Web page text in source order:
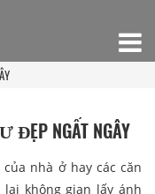
ĐẸP NGẤT NGÂY
nhà ở hay các căn
không gian lấy ánh